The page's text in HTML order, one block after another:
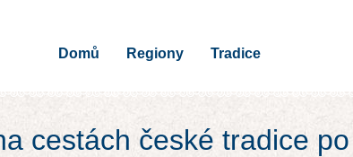
Domů Regiony Tradice
cestách české tradice